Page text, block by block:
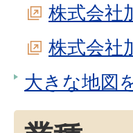
株式会社
株式会社
大きな地図